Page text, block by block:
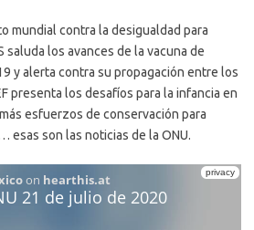
mundial contra la desigualdad para
saluda los avances de la vacuna de
y alerta contra su propagación entre los
presenta los desafíos para la infancia en
esfuerzos de conservación para
esas son las noticias de la ONU.